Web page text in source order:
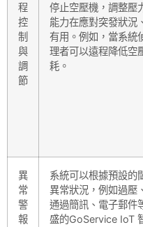
程
控
制
與
調
節
停止空壓機，調整壓
能力在應對突發狀況
有用。例如，當系統
理者可以遠程降低空
耗。
異
常
警
報
系統可以根據預設的
異常狀況，例如過壓
通過簡訊、電子郵件
盛的GoService IoT